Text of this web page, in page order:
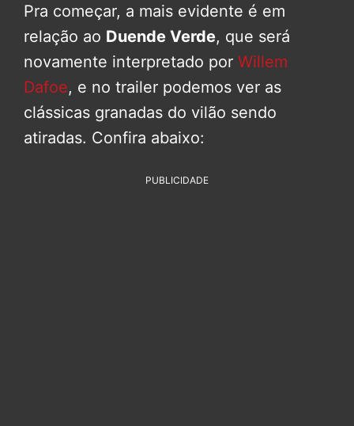
Pra começar, a mais evidente é em
relação ao Duende Verde, que será
novamente interpretado por Willem
Dafoe, e no trailer podemos ver as
clássicas granadas do vilão sendo
atiradas. Confira abaixo:
PUBLICIDADE